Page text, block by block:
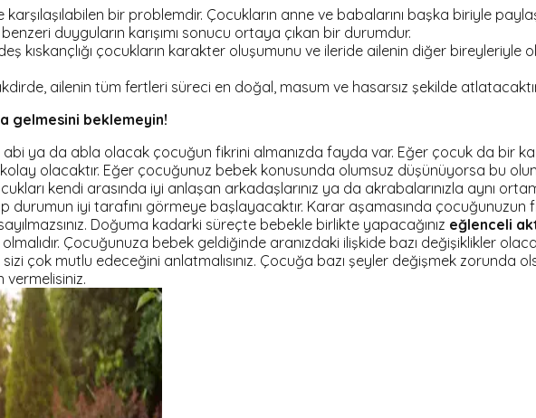
bir problemdir. Çocukların anne ve babalarını başka biriyle
duyguların karışımı sonucu ortaya çıkan bir durumdur.
kıskançlığı çocukların karakter oluşumunu ve ileride ailenin diğer bireyleriyle
ailenin tüm fertleri süreci en doğal, masum ve hasarsız şekilde
gelmesini beklemeyin!
abi ya da abla olacak çocuğun fikrini almanızda fayda var. Eğer çocuk da bir
olacaktır. Eğer çocuğunuz bebek konusunda olumsuz düşünüyorsa bu
kendi arasında iyi anlaşan arkadaşlarınız ya da akrabalarınızla aynı
durumun iyi tarafını görmeye başlayacaktır. Karar aşamasında
Doğuma kadarki süreçte bebekle birlikte yapacağınız eğlenceli
Çocuğunuza bebek geldiğinde aranızdaki ilişkide bazı değişiklikler
çok mutlu edeceğini anlatmalısınız. Çocuğa bazı şeyler değişmek zorunda